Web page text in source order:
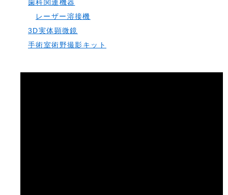
歯科関連機器
レーザー溶接機
3D実体顕微鏡
手術室術野撮影キット